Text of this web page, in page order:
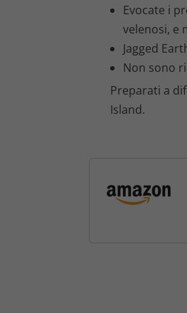
Evocate i
velenosi, e
Jagged
Non sono
Preparati a
Island.